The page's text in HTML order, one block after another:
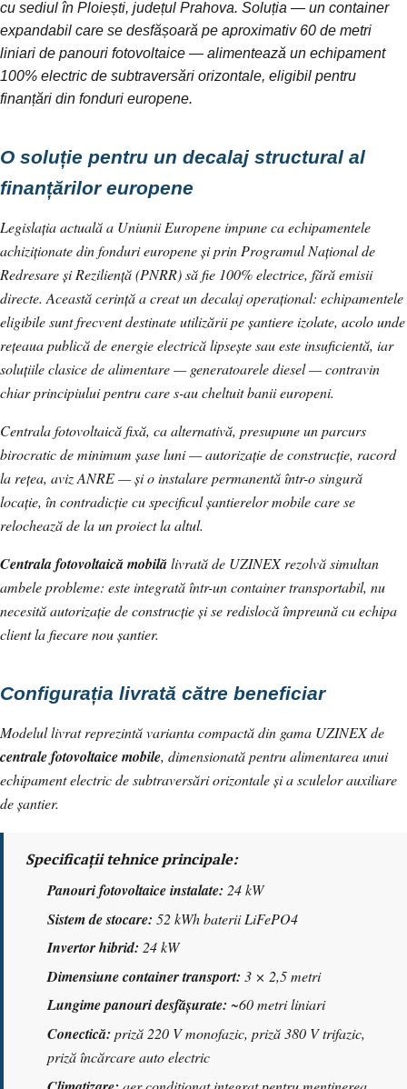
cu sediul în Ploiești, județul Prahova. Soluția — un container
expandabil care se desfășoară pe aproximativ 60 de metri
liniari de panouri fotovoltaice — alimentează un echipament
100% electric de subtraversări orizontale, eligibil pentru
finanțări din fonduri europene.
O soluție pentru un decalaj structural al
finanțărilor europene
Legislația actuală a Uniunii Europene impune ca echipamentele
achiziționate din fonduri europene și prin Programul Național de
Redresare și Reziliență (PNRR) să fie 100% electrice, fără emisii
directe. Această cerință a creat un decalaj operațional: echipamentele
eligibile sunt frecvent destinate utilizării pe șantiere izolate, acolo unde
rețeaua publică de energie electrică lipsește sau este insuficientă, iar
soluțiile clasice de alimentare — generatoarele diesel — contravin
chiar principiului pentru care s-au cheltuit banii europeni.
Centrala fotovoltaică fixă, ca alternativă, presupune un parcurs
birocratic de minimum șase luni — autorizație de construcție, racord
la rețea, aviz ANRE — și o instalare permanentă într-o singură
locație, în contradicție cu specificul șantierelor mobile care se
relochează de la un proiect la altul.
Centrala fotovoltaică mobilălivrată de UZINEX rezolvă simultan
ambele probleme: este integrată într-un container transportabil, nu
necesită autorizație de construcție și se redislocă împreună cu echipa
client la fiecare nou șantier.
Configurația livrată către beneficiar
Modelul livrat reprezintă varianta compactă din gama UZINEX de
centrale fotovoltaice mobile, dimensionată pentru alimentarea unui
echipament electric de subtraversări orizontale și a sculelor auxiliare
de șantier.
Specificații tehnice principale:
Panouri fotovoltaice instalate: 24 kW
Sistem de stocare: 52 kWh baterii LiFePO4
Invertor hibrid: 24 kW
Dimensiune container transport: 3 × 2,5 metri
Lungime panouri desfășurate: ~60 metri liniari
Conectică: priză 220 V monofazic, priză 380 V trifazic,
priză încărcare auto electric